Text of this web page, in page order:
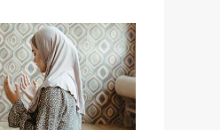
Tren Model Tas
Terbaru 2021, Paduan
Warna Langka
Semakin Hits